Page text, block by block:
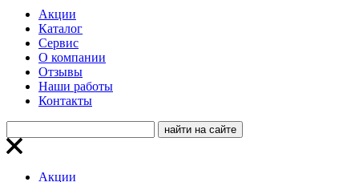
Акции
Каталог
Сервис
О компании
Отзывы
Наши работы
Контакты
Акции